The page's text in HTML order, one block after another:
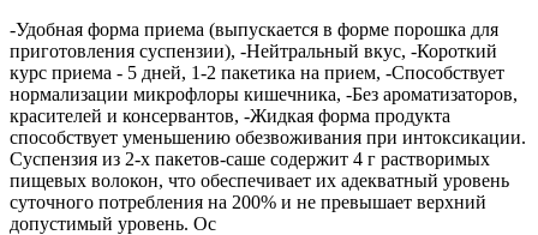
-Удобная форма приема (выпускается в форме порошка для
приготовления суспензии), -Нейтральный вкус, -Короткий
курс приема - 5 дней, 1-2 пакетика на прием, -Способствует
нормализации микрофлоры кишечника, -Без ароматизаторов,
красителей и консервантов, -Жидкая форма продукта
способствует уменьшению обезвоживания при интоксикации.
Суспензия из 2-х пакетов-саше содержит 4 г растворимых
пищевых волокон, что обеспечивает их адекватный уровень
суточного потребления на 200% и не превышает верхний
допустимый уровень. Ос